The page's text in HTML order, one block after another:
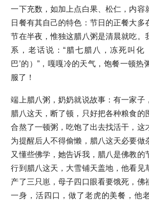
一下充数，如加上点白果、松仁，内容
日餐有其自己的特色：节日的正餐大多
节在半夜，惟独这腊八粥是清晨就吃。
系，老话说：“腊七腊八，冻死叫化
巴’的）”，嘎嘎冷的天气，饱餐一顿热
服了！
端上腊八粥，奶奶就说故事：有一家子
腊八这天，断了顿，只好把各种粮食的
合熬了一顿粥，吃饱了出去找活干，这
为提醒后人不得偷懒，腊八这天必要做
又懂些佛学，她告诉我，腊八是佛教的
行到腊八这天，大雪铺天盖地，他看见
产了三只崽，母子四口眼看要饿死，佛
一身，活四口，做了老虎的美餐，他